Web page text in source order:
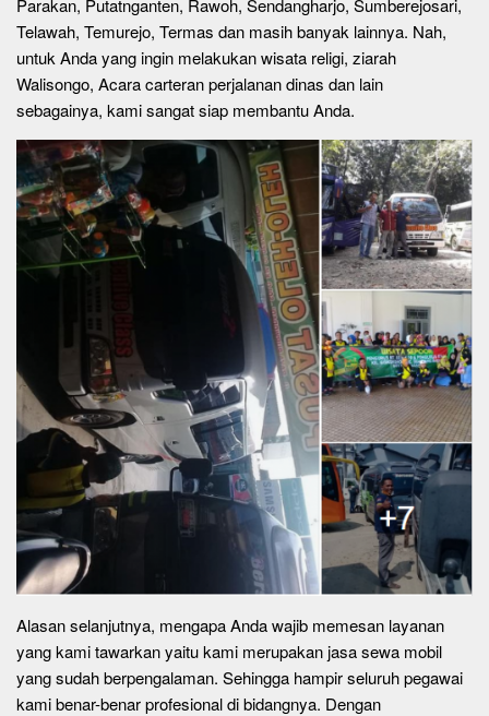
Parakan, Putatnganten, Rawoh, Sendangharjo, Sumberejosari,
Telawah, Temurejo, Termas dan masih banyak lainnya. Nah,
untuk Anda yang ingin melakukan wisata religi, ziarah
Walisongo, Acara carteran perjalanan dinas dan lain
sebagainya, kami sangat siap membantu Anda.
Alasan selanjutnya, mengapa Anda wajib memesan layanan
yang kami tawarkan yaitu kami merupakan jasa sewa mobil
yang sudah berpengalaman. Sehingga hampir seluruh pegawai
kami benar-benar profesional di bidangnya. Dengan